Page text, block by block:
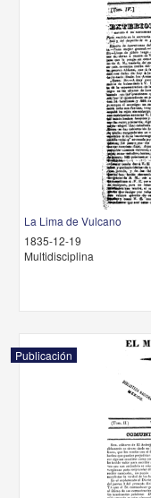
La Lima de Vulcano
1835-12-19
Multidisciplina
Publicación